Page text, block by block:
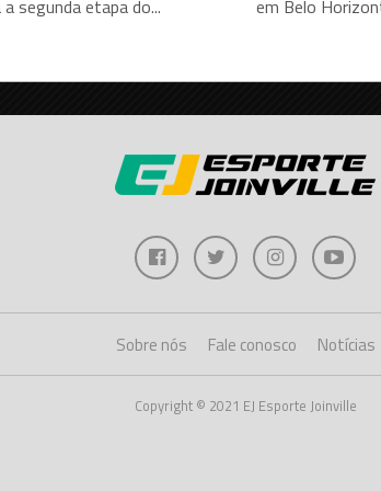
a segunda etapa do...
em Belo
Sobre nós Fale conosco Notícias
Copyright © 2021 EJ Esporte Joinville